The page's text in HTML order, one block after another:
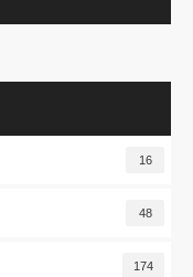
16
48
174